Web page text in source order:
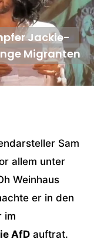
Jackie-
Migranten
Sam
allem unter
Weinhaus
er in den
im
AfD auftrat.